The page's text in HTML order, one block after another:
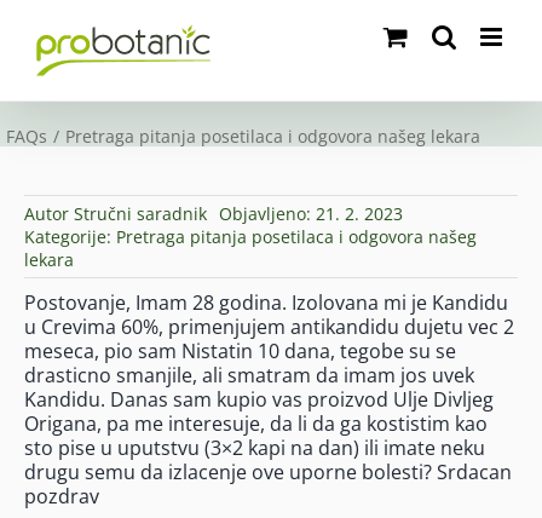
content
FAQs Pretraga pitanja posetilaca i odgovora našeg lekara
Autor Stručni saradnik Objavljeno: 21. 2. 2023
Kategorije: Pretraga pitanja posetilaca i odgovora našeg
lekara
Postovanje, Imam 28 godina. Izolovana mi je Kandidu
u Crevima 60%, primenjujem antikandidu dujetu vec 2
meseca, pio sam Nistatin 10 dana, tegobe su se
drasticno smanjile, ali smatram da imam jos uvek
Kandidu. Danas sam kupio vas proizvod Ulje Divljeg
Origana, pa me interesuje, da li da ga kostistim kao
sto pise u uputstvu (3×2 kapi na dan) ili imate neku
drugu semu da izlacenje ove uporne bolesti? Srdacan
pozdrav